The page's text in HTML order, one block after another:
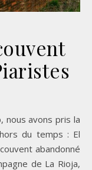
du temps : El
abandonné
de La Rioja,